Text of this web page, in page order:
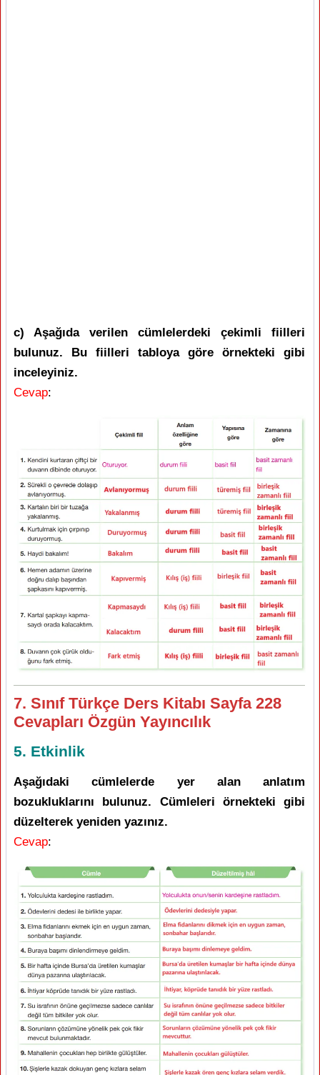
c) Aşağıda verilen cümlelerdeki çekimli fiilleri
bulunuz. Bu fiilleri tabloya göre örnekteki gibi
inceleyiniz.
Cevap:
7. Sınıf Türkçe Ders Kitabı Sayfa 228
Cevapları Özgün Yayıncılık
5. Etkinlik
Aşağıdaki cümlelerde yer alan anlatım
bozukluklarını bulunuz. Cümleleri örnekteki gibi
düzelterek yeniden yazınız.
Cevap: